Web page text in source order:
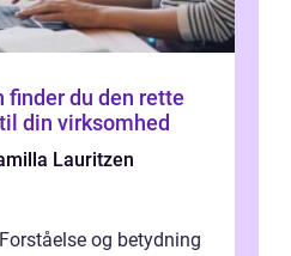
din virksomhed
Lauritzen
og betydning